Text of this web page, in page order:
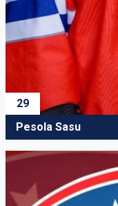
29
Pesola Sasu